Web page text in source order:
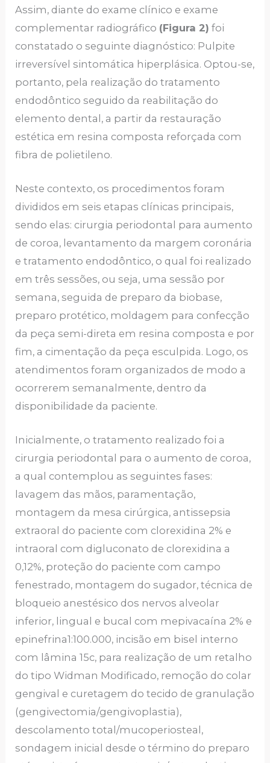
Assim, diante do exame clínico e exame
complementar radiográfico (Figura 2) foi
constatado o seguinte diagnóstico: Pulpite
irreversível sintomática hiperplásica. Optou-se,
portanto, pela realização do tratamento
endodôntico seguido da reabilitação do
elemento dental, a partir da restauração
estética em resina composta reforçada com
fibra de polietileno.
Neste contexto, os procedimentos foram
divididos em seis etapas clínicas principais,
sendo elas: cirurgia periodontal para aumento
de coroa, levantamento da margem coronária
e tratamento endodôntico, o qual foi realizado
em três sessões, ou seja, uma sessão por
semana, seguida de preparo da biobase,
preparo protético, moldagem para confecção
da peça semi-direta em resina composta e por
fim, a cimentação da peça esculpida. Logo, os
atendimentos foram organizados de modo a
ocorrerem semanalmente, dentro da
disponibilidade da paciente.
Inicialmente, o tratamento realizado foi a
cirurgia periodontal para o aumento de coroa,
a qual contemplou as seguintes fases:
lavagem das mãos, paramentação,
montagem da mesa cirúrgica, antissepsia
extraoral do paciente com clorexidina 2% e
intraoral com digluconato de clorexidina a
0,12%, proteção do paciente com campo
fenestrado, montagem do sugador, técnica de
bloqueio anestésico dos nervos alveolar
inferior, lingual e bucal com mepivacaína 2% e
epinefrina1:100.000, incisão em bisel interno
com lâmina 15c, para realização de um retalho
do tipo Widman Modificado, remoção do colar
gengival e curetagem do tecido de granulação
(gengivectomia/gengivoplastia),
descolamento total/mucoperiosteal,
sondagem inicial desde o término do preparo